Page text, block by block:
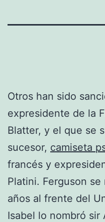
Otros han sido
expresidente de la
Blatter, y el que se
sucesor, camiseta
francés y
Platini. Ferguson
años al frente del
Isabel lo nombró